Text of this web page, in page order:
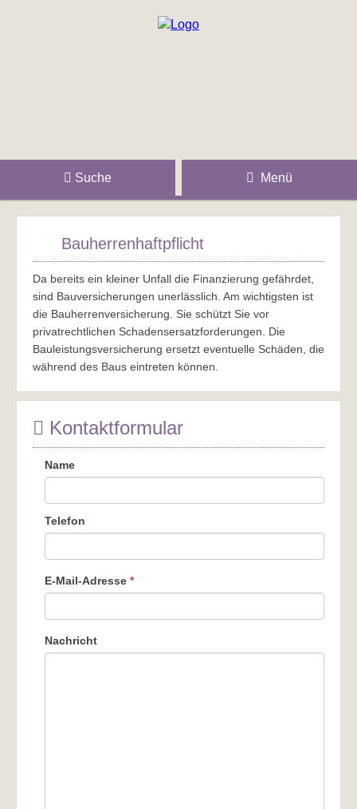
Suche Menü
Bauherrenhaftpflicht
Da bereits ein kleiner Unfall die Finanzierung gefährdet,
sind Bauversicherungen unerlässlich. Am wichtigsten ist
die Bauherrenversicherung. Sie schützt Sie vor
privatrechtlichen Schadensersatzforderungen. Die
Bauleistungsversicherung ersetzt eventuelle Schäden, die
während des Baus eintreten können.
Kontaktformular
Name
Telefon
E-Mail-Adresse *
Nachricht